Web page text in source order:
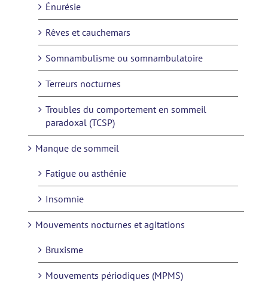
Énurésie
Rêves et cauchemars
Somnambulisme ou somnambulatoire
Terreurs nocturnes
Troubles du comportement en sommeil
paradoxal (TCSP)
Manque de sommeil
Fatigue ou asthénie
Insomnie
Mouvements nocturnes et agitations
Bruxisme
Mouvements périodiques (MPMS)